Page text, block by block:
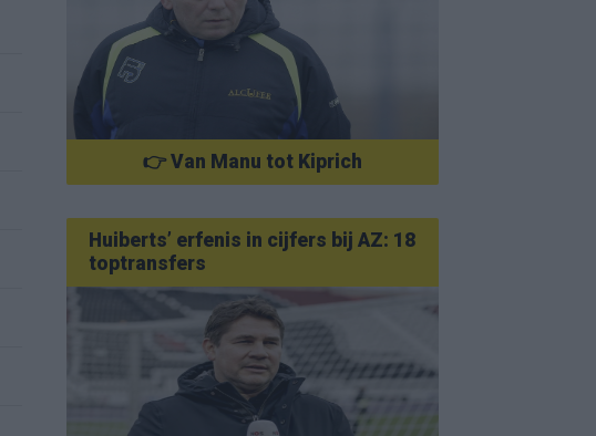
👉 Van Manu tot Kiprich
Huiberts’ erfenis in cijfers bij AZ: 18
toptransfers